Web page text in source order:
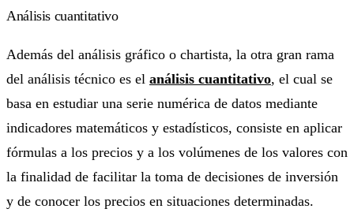
Análisis cuantitativo
Además del análisis gráfico o chartista, la otra gran rama
del análisis técnico es el análisis cuantitativo, el cual se
basa en estudiar una serie numérica de datos mediante
indicadores matemáticos y estadísticos, consiste en aplicar
fórmulas a los precios y a los volúmenes de los valores con
la finalidad de facilitar la toma de decisiones de inversión
y de conocer los precios en situaciones determinadas.